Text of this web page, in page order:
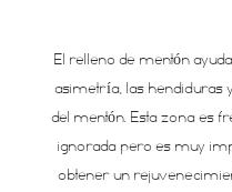
El relleno de mentón
asimetría, las hendiduras
del mentón. Esta zona es
ignorada pero es muy
obtener un